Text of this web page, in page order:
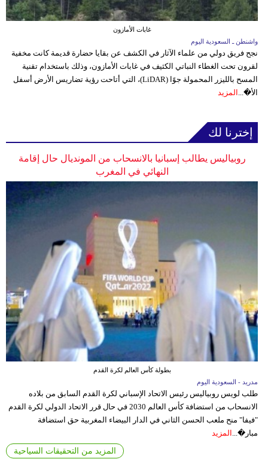
غابات الأمازون
واشنطن ـ السعودية اليوم
نجح فريق دولي من علماء الآثار في الكشف عن بقايا حضارة قديمة كانت مخفية
لقرون تحت الغطاء النباتي الكثيف في غابات الأمازون، وذلك باستخدام تقنية
المسح بالليزر المحمولة جوًا (LiDAR)، التي أتاحت رؤية تضاريس الأرض أسفل
الأ�... المزيد
إخترنا لك
روبياليس يطالب إسبانيا بالانسحاب من المونديال حال إقامة
النهائي في المغرب
بطولة كأس العالم لكرة القدم
مدريد - السعودية اليوم
طلب لويس روبياليس رئيس الاتحاد الإسباني لكرة القدم السابق من بلاده
الانسحاب من استضافة كأس العالم 2030 في حال قرر الاتحاد الدولي لكرة القدم
"فيفا" منح ملعب الحسن الثاني في الدار البيضاء المغربية حق استضافة
مبار�...
المزيد
المزيد من التحقيقات السياحية